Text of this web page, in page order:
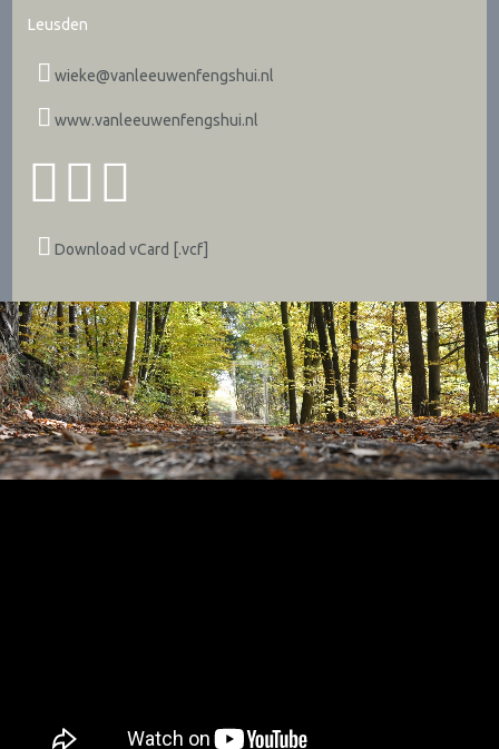
Leusden
wieke@vanleeuwenfengshui.nl
www.vanleeuwenfengshui.nl
Download vCard [.vcf]